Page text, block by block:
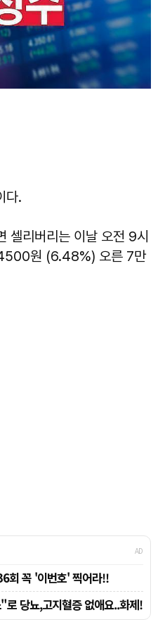
다.
셀리버리는 이날 오전 9시
원 (6.48%) 오른 7만